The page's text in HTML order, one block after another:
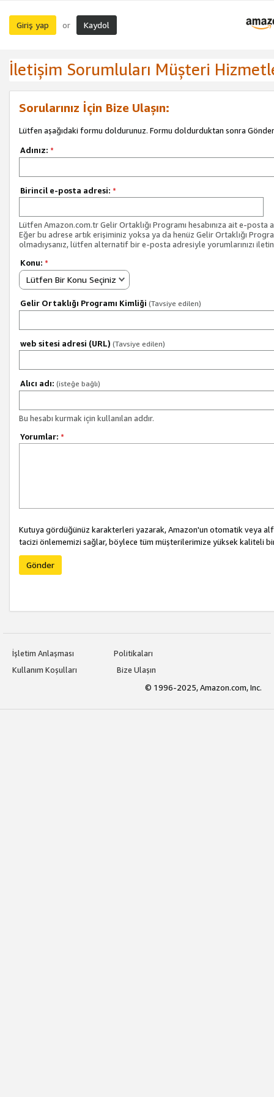
Giriş yap or Kaydol
İletişim Sorumluları Müşteri
Sorularınız İçin Bize Ulaşın:
Lütfen aşağıdaki formu doldurunuz. Formu doldurduktan sonra Gönder
Adınız: *
Birincil e-posta adresi: *
Lütfen Amazon.com.tr Gelir Ortaklığı Programı hesabınıza ait e-posta
Eğer bu adrese artık erişiminiz yoksa ya da henüz Gelir Ortaklığı
olmadıysanız, lütfen alternatif bir e-posta adresiyle yorumlarınızı
Konu: *
Lütfen Bir Konu Seçiniz
Gelir Ortaklığı Programı Kimliği (Tavsiye edilen)
web sitesi adresi (URL) (Tavsiye edilen)
Alıcı adı: (isteğe bağlı)
Bu hesabı kurmak için kullanılan addır.
Yorumlar: *
Kutuya gördüğünüz karakterleri yazarak, Amazon'un otomatik veya
tacizi önlememizi sağlar, böylece tüm müşterilerimize yüksek kaliteli
Gönder
İşletim Anlaşması
Politikaları
Kullanım Koşulları
Bize Ulaşın
© 1996-2025, Amazon.com, Inc.